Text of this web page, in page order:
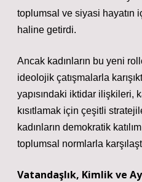
toplumsal ve siyasi hayatın
haline getirdi.
Ancak kadınların bu yeni
ideolojik çatışmalarla
yapısındaki iktidar ilişkileri,
kısıtlamak için çeşitli
kadınların demokratik
toplumsal normlarla
Vatandaşlık, Kimlik ve